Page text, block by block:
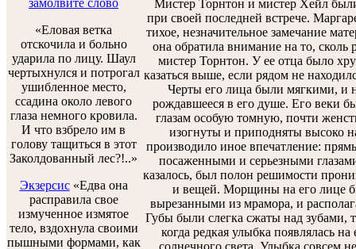
замолвите слово
«Еловая ветка
отскочила и больно
ударила по лицу. Шаул
чертыхнулся и потрогал
ушибленное место,
ссадина около левого
глаза немного кровила.
И что взбрело им в
голову тащиться в этот
Заколдованный лес?!..»
Экзерсис«Едва она
расправила свое
измученное измятое
тело, вздохнула своими
пышными формами, как
Мистер Торнтон и мистер Хейл
при своей последней встрече.
тихое, незначительное замечание
она обратила внимание на то, сколь
мистер Торнтон. У ее отца было
казаться выше, если рядом не
Черты его лица были мягкими, и
рождавшееся в его душе. Его веки
глазам особую томную, почти
изогнуты и приподняты высоко
производило иное впечатление:
посаженными и серьезными
казалось, был полон решимости
и вещей. Морщины на его лице
вырезанными из мрамора, и
Губы были слегка сжаты над зубами,
когда редкая улыбка появлялась